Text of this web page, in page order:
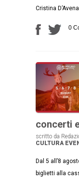
Cristina D’Avena.
0
concerti
scritto da
CULTURA
Dal 5 all’8
biglietti alla